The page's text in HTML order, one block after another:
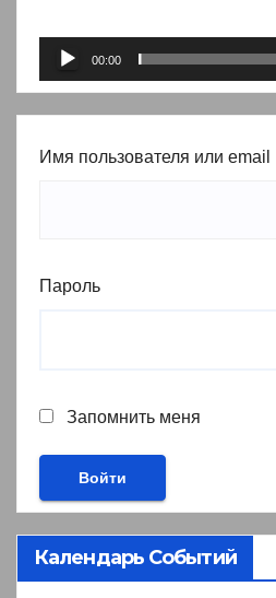
00:00
Имя пользователя или email
Пароль
Запомнить меня
Календарь Событий